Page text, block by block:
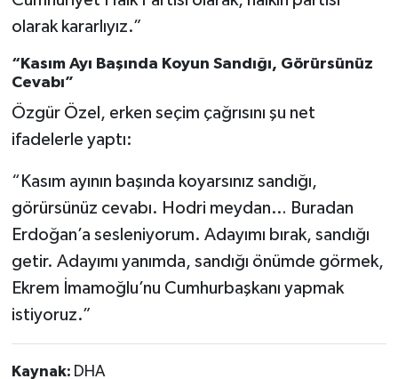
olarak kararlıyız.”
“Kasım Ayı Başında Koyun Sandığı, Görürsünüz
Cevabı”
Özgür Özel, erken seçim çağrısını şu net
ifadelerle yaptı:
“Kasım ayının başında koyarsınız sandığı,
görürsünüz cevabı. Hodri meydan… Buradan
Erdoğan’a sesleniyorum. Adayımı bırak, sandığı
getir. Adayımı yanımda, sandığı önümde görmek,
Ekrem İmamoğlu’nu Cumhurbaşkanı yapmak
istiyoruz.”
Kaynak: DHA